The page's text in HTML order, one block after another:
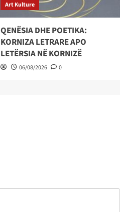
Art Kulture
QENËSIA DHE POETIKA:
KORNIZA LETRARE APO
LETËRSIA NË KORNIZË
06/08/2026 0